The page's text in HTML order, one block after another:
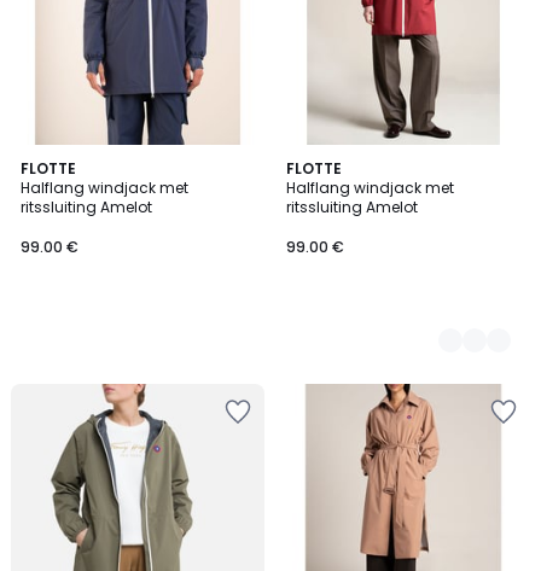
FLOTTE
Halflang windjack met
ritssluiting Amelot
99.00 €
FLOTTE
Halflang windjack met
ritssluiting Amelot
99.00 €
2
Kleuren